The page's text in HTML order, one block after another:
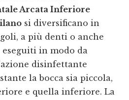
Arcata Inferiore
si diversificano in
a più denti o anche
in modo da
disinfettante
la bocca sia piccola,
e quella inferiore. La